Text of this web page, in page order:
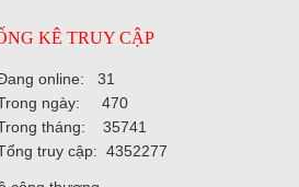
KÊ TRUY CẬP
online: 31
ngày: 470
tháng: 35741
truy cập: 4352277